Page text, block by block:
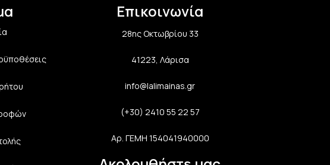
Επικοινωνία
28ης Οκτωβρίου 33
41223, Λάρισα
info@lalimainas.gr
(+30) 2410 55 22 57
Αρ. ΓΕΜΗ 154041940000